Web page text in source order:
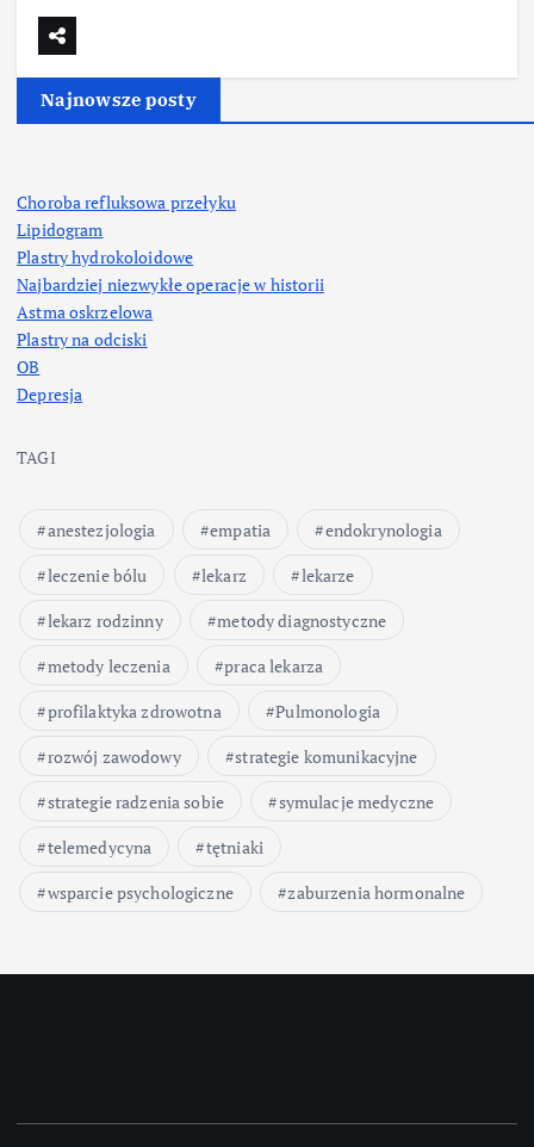
Najnowsze posty
Choroba refluksowa przełyku
Lipidogram
Plastry hydrokoloidowe
Najbardziej niezwykłe operacje w historii
Astma oskrzelowa
Plastry na odciski
OB
Depresja
TAGI
anestezjologia empatia
endokrynologia
leczenie bólu
lekarz
lekarze
lekarz rodzinny
metody diagnostyczne
metody leczenia
praca lekarza
profilaktyka zdrowotna
Pulmonologia
rozwój zawodowy
strategie komunikacyjne
strategie radzenia sobie
symulacje medyczne
telemedycyna
tętniaki
wsparcie psychologiczne
zaburzenia hormonalne